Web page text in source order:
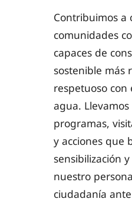
Contribuimos a
comunidades
capaces de
sostenible más
respetuoso con
agua.
programas,
y acciones que
sensibilización
nuestro
ciudadanía